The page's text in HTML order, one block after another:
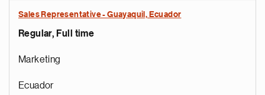
Sales Representative - Guayaquil, Ecuador
Regular, Full time
Marketing
Ecuador